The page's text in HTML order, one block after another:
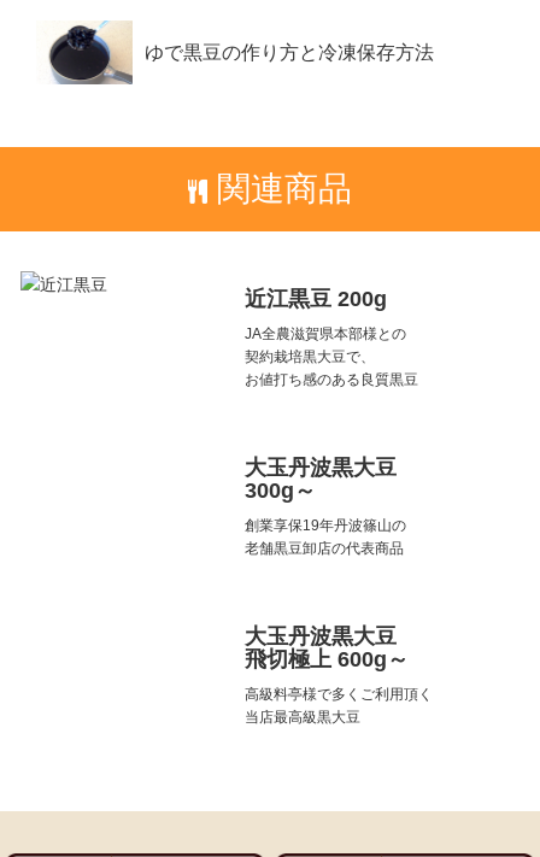
ゆで黒豆の作り方と冷凍保存方法
関連商品
近江黒豆 200g
JA全農滋賀県本部様との
契約栽培黒大豆で、
お値打ち感のある良質黒豆
大玉丹波黒大豆
300g～
創業享保19年丹波篠山の
老舗黒豆卸店の代表商品
大玉丹波黒大豆
飛切極上 600g～
高級料亭様で多くご利用頂く
当店最高級黒大豆